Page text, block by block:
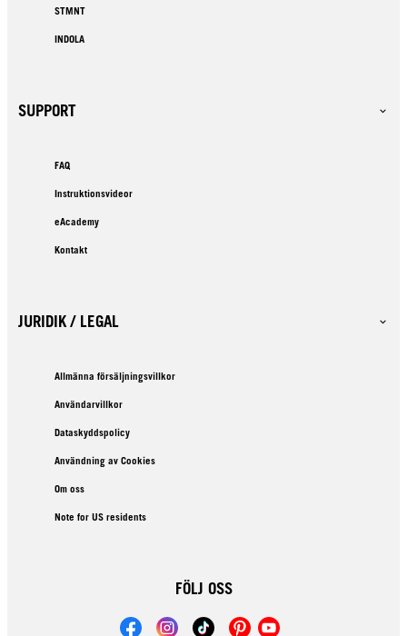
STMNT
INDOLA
SUPPORT
FAQ
Instruktionsvideor
eAcademy
Kontakt
JURIDIK / LEGAL
Allmänna försäljningsvillkor
Användarvillkor
Dataskyddspolicy
Användning av Cookies
Om oss
Note for US residents
FÖLJ OSS